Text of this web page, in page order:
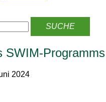
SWIM-Programms
2024